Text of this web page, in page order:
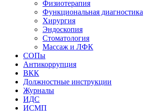
Физиотерапия
Функциональная диагностика
Хирургия
Эндоскопия
Стоматология
Массаж и ЛФК
СОПы
Антикоррупция
ВКК
Должностные инструкции
Журналы
ИДС
ИСМП